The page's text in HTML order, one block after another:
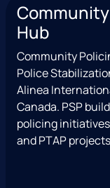
s
a
g
a
m
c
e
b
o
o
k
e
T
w
i
t
t
e
u
Hub
Community
Police
Alinea
Canada. PSP
policing
and PTAP